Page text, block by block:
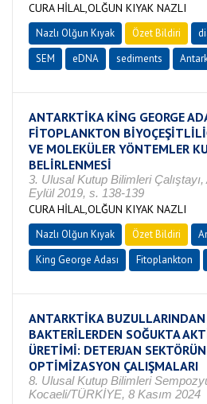
CURA HİLAL,OLĞUN KIYAK NAZLI
Nazlı Olğun Kıyak Özet Bildiri
SEM
eDNA sediments
ANTARKTİKA KİNG GEORGE
FİTOPLANKTON
VE MOLEKÜLER YÖNTEMLER
BELİRLENMESİ
3. Ulusal Kutup Bilimleri
Eylül 2019, s. 138-139
CURA HİLAL,OLĞUN KIYAK NAZLI
Nazlı Olğun Kıyak Özet Bildiri
King George Adası
Fitoplankton
ANTARKTİKA
BAKTERİLERDEN SOĞUKTA
ÜRETİMİ: DETERJAN
OPTİMİZASYON ÇALIŞMALARI
8. Ulusal Kutup Bilimleri
Kocaeli/TÜRKİYE, 8 Kasım 2024